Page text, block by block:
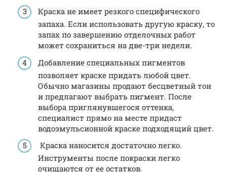
Краска не имеет резкого специфического
запаха. Если использовать другую краску, то
запах по завершению отделочных работ
может сохраниться на две-три недели.
Добавление специальных пигментов
позволяет краске придать любой цвет.
Обычно магазины продают бесцветный тон
и предлагают выбрать пигмент. После
выбора приглянувшегося оттенка,
специалист прямо на месте придаст
водоэмульсионной краске подходящий цвет.
Краска наносится достаточно легко.
Инструменты после покраски легко
очищаются от ее остатков.